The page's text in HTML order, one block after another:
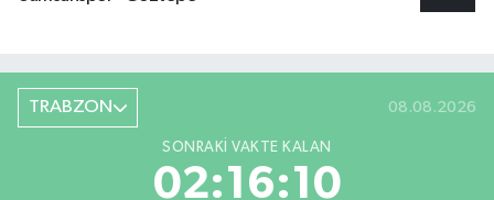
TRABZON 08.08.2026
SONRAKI VAKTE KALAN
02:16:09